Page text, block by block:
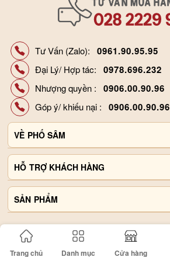
Trang chủ Danh mục Cửa hàng
Tư Vấn (Zalo):0961.90.95.95
Đại Lý/ Hợp tác:0978.696.232
Nhượng quyền :0906.00.90.96
Góp ý/ khiếu nại :0906.00.90.96
VỀ PHỐ SÂM
Giới thiệu công ty
Hợp tác đại lý
Liên hệ, góp ý
Video Sản Phẩm
HỖ TRỢ KHÁCH HÀNG
Chính sách và quy định
Hình thức thanh toán
Tra cứu đơn hàng
Chính sách vận chuyển
SẢN PHẨM
Nước Hồng Sâm
Cao Hồng Sâm